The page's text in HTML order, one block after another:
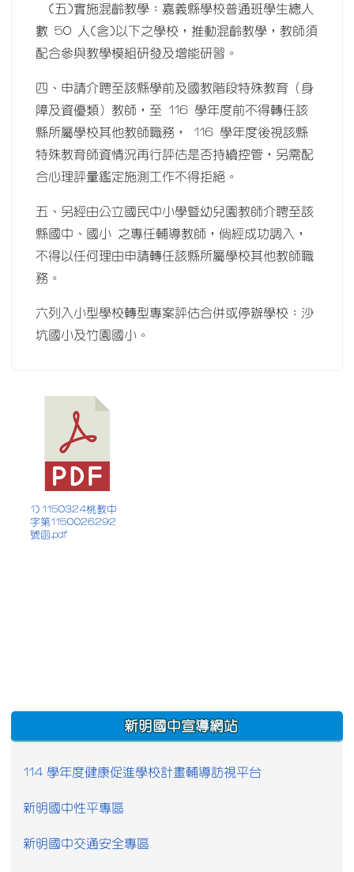
(五)實施混齡教學：嘉義縣學校普通班學生總人
數 50 人(含)以下之學校，推動混齡教學，教師須
配合參與教學模組研發及增能研習。
四、申請介聘至該縣學前及國教階段特殊教育（身
障及資優類）教師，至 116 學年度前不得轉任該
縣所屬學校其他教師職務， 116 學年度後視該縣
特殊教育師資情況再行評估是否持續控管，另需配
合心理評量鑑定施測工作不得拒絕。
五、另經由公立國民中小學暨幼兒園教師介聘至該
縣國中、國小 之專任輔導教師，倘經成功調入，
不得以任何理由申請轉任該縣所屬學校其他教師職
務。
六列入小型學校轉型專案評估合併或停辦學校：沙
坑國小及竹園國小。
1) 1150324桃教中
字第1150026292
號函.pdf
:::
新明國中宣導網站
114 學年度健康促進學校計畫輔導訪視平台
新明國中性平專區
新明國中交通安全專區